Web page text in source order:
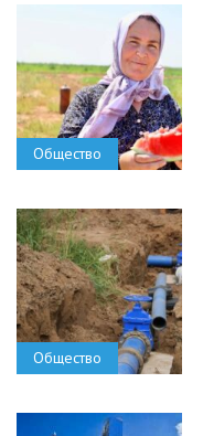
Общество
Общество